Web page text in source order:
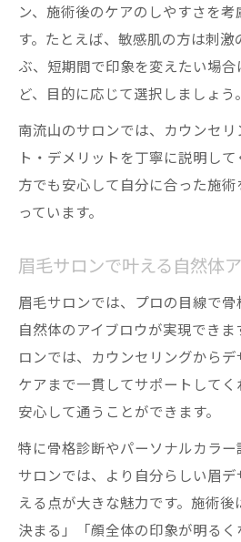
ン、施術後のケアのしやすさを
す。たとえば、敏感肌の方は刺
ぶ、短期間で印象を変えたい場
ど、目的に応じて選択しましょう。
南流山のサロンでは、カウンセ
ト・デメリットを丁寧に説明し
方でも安心して自分に合った施
っています。
眉毛サロンで叶える自然体
眉毛サロンでは、プロの目線で
自然体のアイブロウが実現でき
ロンでは、カウンセリングから
ケアまで一貫してサポートして
安心して通うことができます。
特に骨格診断やパーソナルカラ
サロンでは、より自分らしい眉デ
える点が大きな魅力です。施術
決まる」「顔全体の印象が明る